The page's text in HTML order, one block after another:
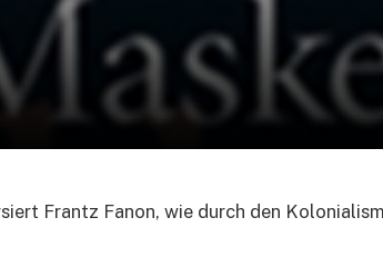
Frantz Fanon, wie durch den